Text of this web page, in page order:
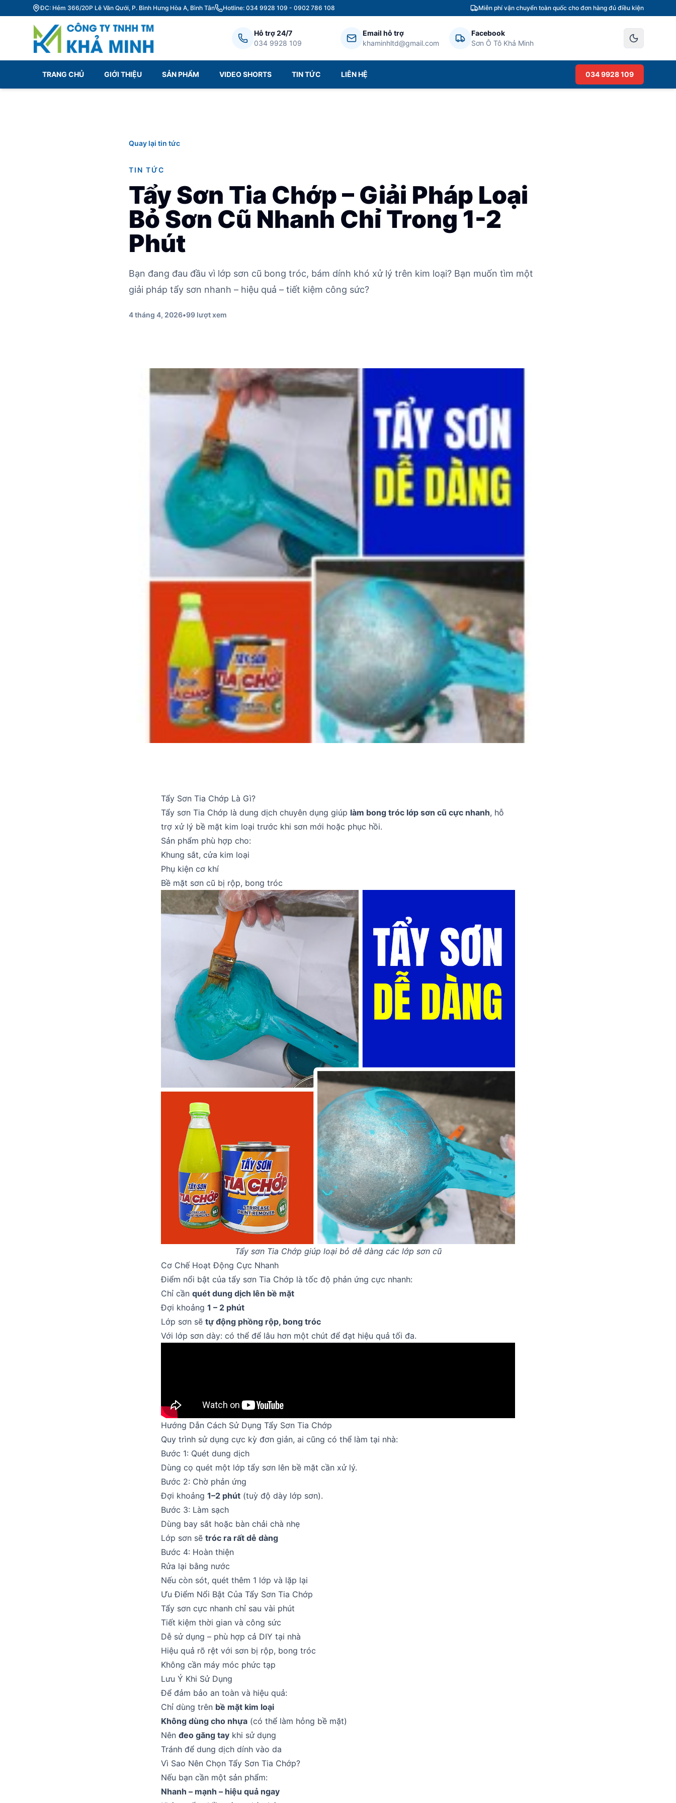
ĐC: Hẻm 366/20P Lê Văn Qưới, P. Bình Hưng Hòa A, Bình Tân Hotline: 034 9928 109 - 0902 786 108 Miễn phí vận chuyển toàn quốc cho đơn hàng đủ điều kiện
Hỗ trợ 24/7
034 9928 109
Email hỗ trợ
khaminhltd@gmail.com
Facebook
Sơn Ô Tô Khả Minh
TRANG CHỦ GIỚI THIỆU SẢN PHẨM VIDEO SHORTS TIN TỨC LIÊN HỆ 034 9928 109
Quay lại tin tức
TIN TỨC
Tẩy Sơn Tia Chớp – Giải Pháp Loại
Bỏ Sơn Cũ Nhanh Chỉ Trong 1-2
Phút
Bạn đang đau đầu vì lớp sơn cũ bong tróc, bám dính khó xử lý trên kim loại? Bạn muốn tìm một
giải pháp tẩy sơn nhanh – hiệu quả – tiết kiệm công sức?
4 tháng 4, 2026•99 lượt xem
Tẩy Sơn Tia Chớp Là Gì?
Tẩy sơn Tia Chớp là dung dịch chuyên dụng giúp làm bong tróc lớp sơn cũ cực nhanh, hỗ
trợ xử lý bề mặt kim loại trước khi sơn mới hoặc phục hồi.
Sản phẩm phù hợp cho:
Khung sắt, cửa kim loại
Phụ kiện cơ khí
Bề mặt sơn cũ bị rộp, bong tróc
Tẩy sơn Tia Chớp giúp loại bỏ dễ dàng các lớp sơn cũ
Cơ Chế Hoạt Động Cực Nhanh
Điểm nổi bật của tẩy sơn Tia Chớp là tốc độ phản ứng cực nhanh:
Chỉ cần quét dung dịch lên bề mặt
Đợi khoảng 1 – 2 phút
Lớp sơn sẽ tự động phồng rộp, bong tróc
Với lớp sơn dày: có thể để lâu hơn một chút để đạt hiệu quả tối đa.
Hướng Dẫn Cách Sử Dụng Tẩy Sơn Tia Chớp
Quy trình sử dụng cực kỳ đơn giản, ai cũng có thể làm tại nhà:
Bước 1: Quét dung dịch
Dùng cọ quét một lớp tẩy sơn lên bề mặt cần xử lý.
Bước 2: Chờ phản ứng
Đợi khoảng 1–2 phút (tuỳ độ dày lớp sơn).
Bước 3: Làm sạch
Dùng bay sắt hoặc bàn chải chà nhẹ
Lớp sơn sẽ tróc ra rất dễ dàng
Bước 4: Hoàn thiện
Rửa lại bằng nước
Nếu còn sót, quét thêm 1 lớp và lặp lại
Ưu Điểm Nổi Bật Của Tẩy Sơn Tia Chớp
Tẩy sơn cực nhanh chỉ sau vài phút
Tiết kiệm thời gian và công sức
Dễ sử dụng – phù hợp cả DIY tại nhà
Hiệu quả rõ rệt với sơn bị rộp, bong tróc
Không cần máy móc phức tạp
Lưu Ý Khi Sử Dụng
Để đảm bảo an toàn và hiệu quả:
Chỉ dùng trên bề mặt kim loại
Không dùng cho nhựa (có thể làm hỏng bề mặt)
Nên đeo găng tay khi sử dụng
Tránh để dung dịch dính vào da
Vì Sao Nên Chọn Tẩy Sơn Tia Chớp?
Nếu bạn cần một sản phẩm:
Nhanh – mạnh – hiệu quả ngay